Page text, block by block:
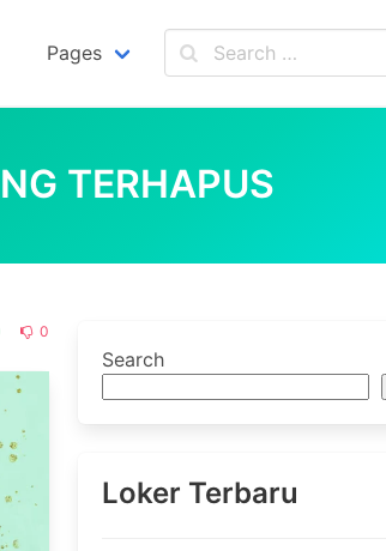
Pages
TERHAPUS
0
Search
Loker Terbaru